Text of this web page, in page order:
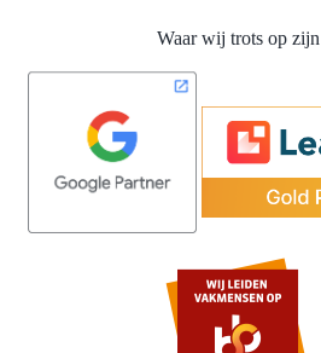
Waar wij trots op zijn